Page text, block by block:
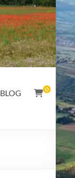
0
BLOG